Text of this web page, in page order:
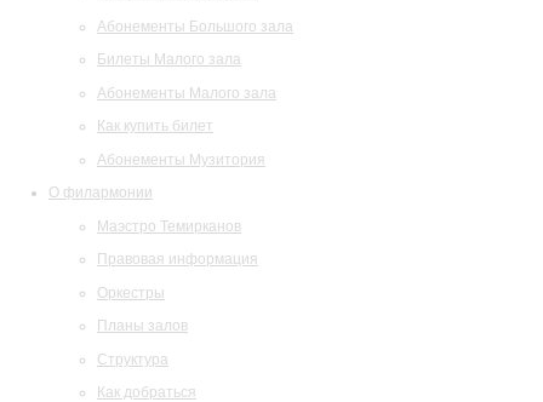
Абонементы Большого зала
Билеты Малого зала
Абонементы Малого зала
Как купить билет
Абонементы Музитория
О филармонии
Маэстро Темирканов
Правовая информация
Оркестры
Планы залов
Структура
Как добраться